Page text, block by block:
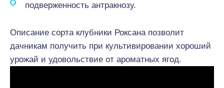
подверженность антракнозу.
Описание сорта клубники Роксана позволит
дачникам получить при культивировании хороший
урожай и удовольствие от ароматных ягод.